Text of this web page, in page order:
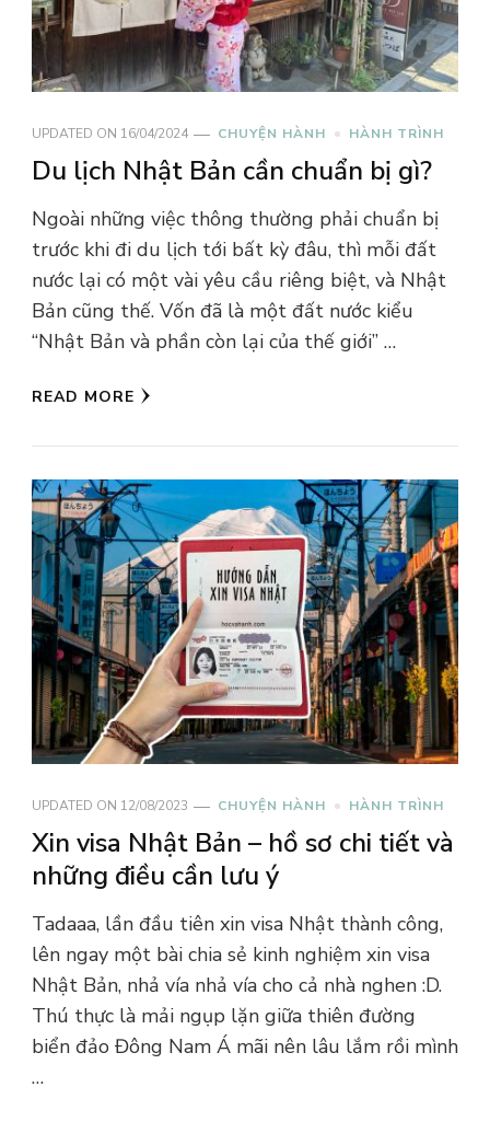
UPDATED ON 16/04/2024 CHUYỆN HÀNH HÀNH TRÌNH
Du lịch Nhật Bản cần chuẩn bị gì?
Ngoài những việc thông thường phải chuẩn bị
trước khi đi du lịch tới bất kỳ đâu, thì mỗi đất
nước lại có một vài yêu cầu riêng biệt, và Nhật
Bản cũng thế. Vốn đã là một đất nước kiểu
“Nhật Bản và phần còn lại của thế giới” …
READ MORE
UPDATED ON 12/08/2023 CHUYỆN HÀNH HÀNH TRÌNH
Xin visa Nhật Bản – hồ sơ chi tiết và
những điều cần lưu ý
Tadaaa, lần đầu tiên xin visa Nhật thành công,
lên ngay một bài chia sẻ kinh nghiệm xin visa
Nhật Bản, nhả vía nhả vía cho cả nhà nghen :D.
Thú thực là mải ngụp lặn giữa thiên đường
biển đảo Đông Nam Á mãi nên lâu lắm rồi mình
…